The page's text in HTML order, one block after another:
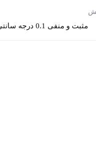
مثبت و منفی 0.1 درجه سانتی گراد